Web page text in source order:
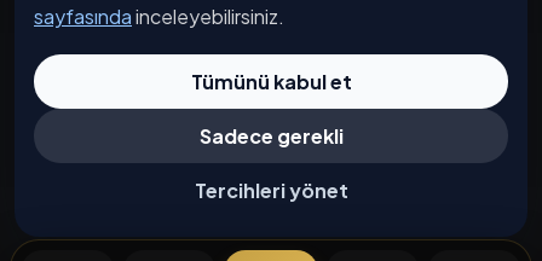
sayfasındainceleyebilirsiniz.
Tümünü kabul et
Sadece gerekli
Tercihleri yönet
Üyelik Sözleşmesi
Kişisel Veri Koruma
© 2026 Caddesi.com. Tüm hakları saklıdır.